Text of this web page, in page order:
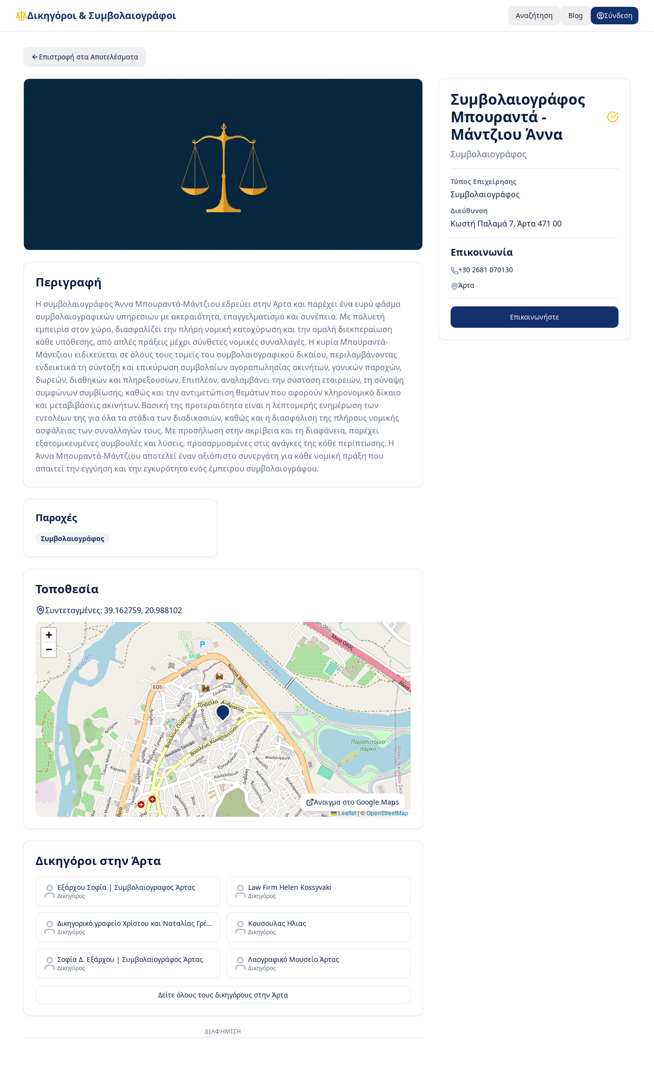
Δικηγόροι & Συμβολαιογράφοι Αναζήτηση Blog Σύνδεση
Επιστροφή στα Αποτελέσματα
Περιγραφή
Η συμβολαιογράφος Άννα Μπουραντά-Μάντζιου εδρεύει στην Άρτα και παρέχει ένα ευρύ φάσμα
συμβολαιογραφικών υπηρεσιών με ακεραιότητα, επαγγελματισμό και συνέπεια. Με πολυετή
εμπειρία στον χώρο, διασφαλίζει την πλήρη νομική κατοχύρωση και την ομαλή διεκπεραίωση
κάθε υπόθεσης, από απλές πράξεις μέχρι σύνθετες νομικές συναλλαγές. Η κυρία Μπουραντά-
Μάντζιου ειδικεύεται σε όλους τους τομείς του συμβολαιογραφικού δικαίου, περιλαμβάνοντας
ενδεικτικά τη σύνταξη και επικύρωση συμβολαίων αγοραπωλησίας ακινήτων, γονικών παροχών,
δωρεών, διαθηκών και πληρεξουσίων. Επιπλέον, αναλαμβάνει την σύσταση εταιρειών, τη σύναψη
συμφώνων συμβίωσης, καθώς και την αντιμετώπιση θεμάτων που αφορούν κληρονομικό δίκαιο
και μεταβιβάσεις ακινήτων. Βασική της προτεραιότητα είναι η λεπτομερής ενημέρωση των
εντολέων της για όλα τα στάδια των διαδικασιών, καθώς και η διασφάλιση της πλήρους νομικής
ασφάλειας των συναλλαγών τους. Με προσήλωση στην ακρίβεια και τη διαφάνεια, παρέχει
εξατομικευμένες συμβουλές και λύσεις, προσαρμοσμένες στις ανάγκες της κάθε περίπτωσης. Η
Άννα Μπουραντά-Μάντζιου αποτελεί έναν αξιόπιστο συνεργάτη για κάθε νομική πράξη που
απαιτεί την εγγύηση και την εγκυρότητα ενός έμπειρου συμβολαιογράφου.
Παροχές
Συμβολαιογράφος
Τοποθεσία
Συντεταγμένες: 39.162759, 20.988102
+
−
Leaflet|©OpenStreetMap
Άνοιγμα στο Google Maps
Δικηγόροι στηνΆρτα
Εξάρχου Σοφία | Συμβολαιογραφος Άρτας
Δικηγόρος
Law Firm Helen Kossyvaki
Δικηγόρος
Δικηγορικό γραφείο Χρίστου και Ναταλίας Γρέβια
Δικηγόρος
Κουσουλας Ηλιας
Δικηγόρος
Σοφία Δ. Εξάρχου | Συμβολαιογράφος Άρτας
Δικηγόρος
Λαογραφικό Μουσείο Άρτας
Δικηγόρος
Δείτε όλους τους δικηγόρους στηνΆρτα
ΔΙΑΦΉΜΙΣΗ
Συμβολαιογράφος
Μπουραντά -
Μάντζιου Άννα
Συμβολαιογράφος
Τύπος Επιχείρησης
Συμβολαιογράφος
Διεύθυνση
Κωστή Παλαμά 7, Άρτα 471 00
Επικοινωνία
+30 2681 070130
Άρτα
Επικοινωνήστε